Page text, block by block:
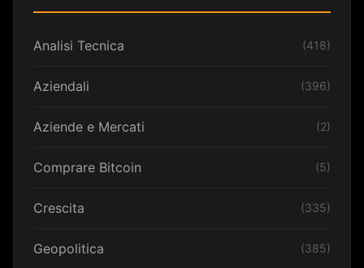
Analisi Tecnica (418)
Aziendali (396)
Aziende e Mercati (2)
Comprare Bitcoin (5)
Crescita (335)
Geopolitica (385)